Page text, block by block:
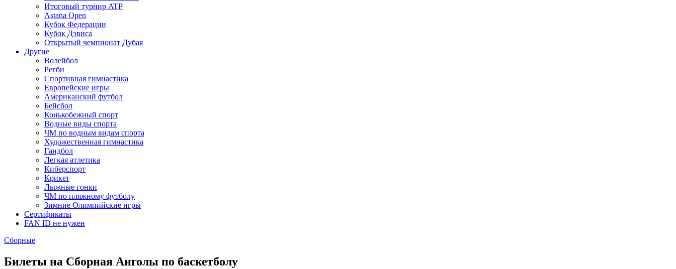
Итоговый турнир ATP
Astana Open
Кубок Федерации
Кубок Дэвиса
Открытый чемпионат Дубая
Другие
Волейбол
Регби
Спортивная гимнастика
Европейские игры
Американский футбол
Бейсбол
Конькобежный спорт
Водные виды спорта
ЧМ по водным видам спорта
Художественная гимнастика
Гандбол
Легкая атлетика
Киберспорт
Крикет
Лыжные гонки
ЧМ по пляжному футболу
Зимние Олимпийские игры
Сертификаты
FAN ID не нужен
Сборные
Билеты на Сборная Анголы по баскетболу